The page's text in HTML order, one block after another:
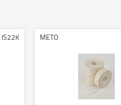
IS22K METO